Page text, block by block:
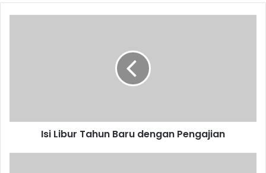
Isi Libur Tahun Baru dengan Pengajian